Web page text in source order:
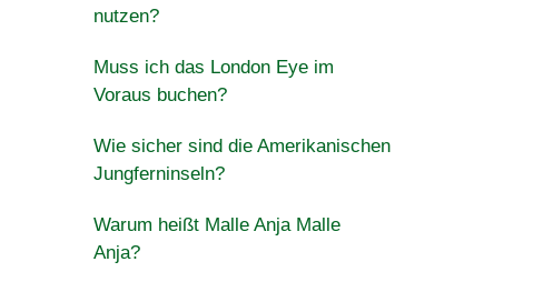
nutzen?
Muss ich das London Eye im
Voraus buchen?
Wie sicher sind die Amerikanischen
Jungferninseln?
Warum heißt Malle Anja Malle
Anja?